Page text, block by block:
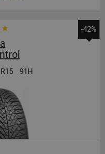
-42%
R15 91H